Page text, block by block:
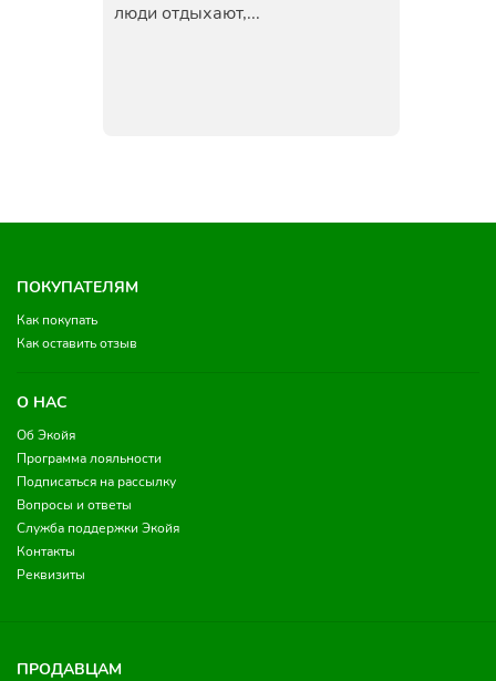
люди отдыхают,...
ПОКУПАТЕЛЯМ
Как покупать
Как оставить отзыв
О НАС
Об Экойя
Программа лояльности
Подписаться на рассылку
Вопросы и ответы
Служба поддержки Экойя
Контакты
Реквизиты
ПРОДАВЦАМ